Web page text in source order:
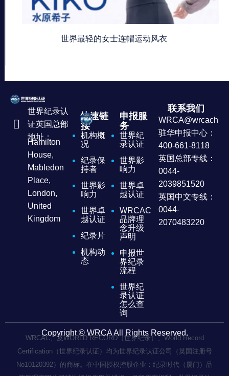
世界最轻的女士连帽运动风衣
世界纪录认
证英国总部
地址：
Hamilton
House,
Mabledon
Place,
London,
United
Kingdom
快速链
接
机构概
况
纪录保
持者
世界影
响力
世界卓
越认证
纪录片
机构动
态
申报服
务
世界纪
录认证
世界影
响力
世界卓
越认证
WRCAC
品牌理
念升级
声明
申报世
界纪录
流程
世界纪
录认证
怎么查
询
联系我们
驻华申报中心：
400-661-8118
英国总部专线：
0044-
2039851520
英国中文专线：
0044-
2070483220
Copyright © WRCA All Rights Reserved.
WRCAC、及WORLD RECORD（世界纪录）、World Record
Certification（世界纪录认证）均为世界纪录认证公司（英国注册号
No10120392）的商标。在中国授权控股企业：纪录时代（厦门）品